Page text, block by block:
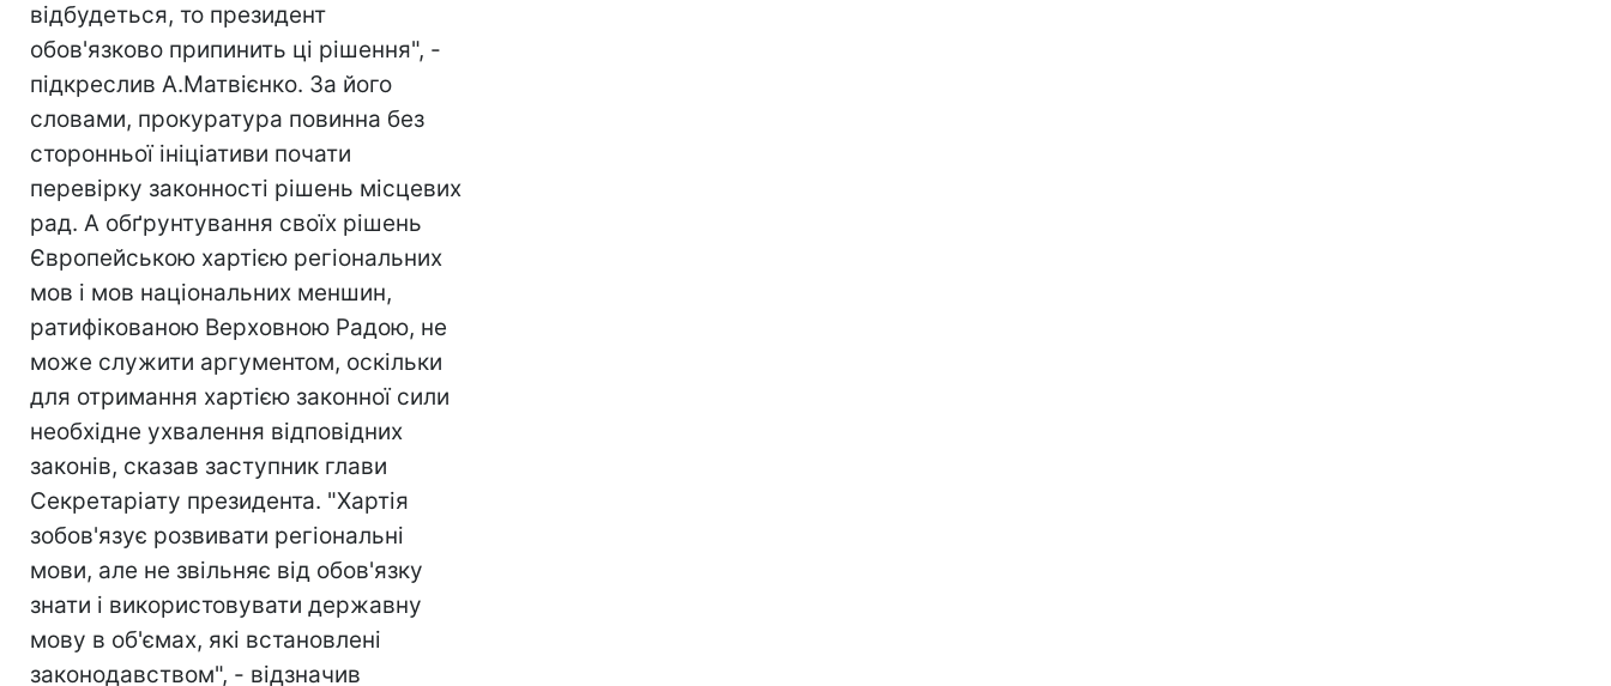
відбудеться, то президент
обов'язково припинить ці рішення", -
підкреслив А.Матвієнко. За його
словами, прокуратура повинна без
сторонньої ініціативи почати
перевірку законності рішень місцевих
рад. А обґрунтування своїх рішень
Європейською хартією регіональних
мов і мов національних меншин,
ратифікованою Верховною Радою, не
може служити аргументом, оскільки
для отримання хартією законної сили
необхідне ухвалення відповідних
законів, сказав заступник глави
Секретаріату президента. "Хартія
зобов'язує розвивати регіональні
мови, але не звільняє від обов'язку
знати і використовувати державну
мову в об'ємах, які встановлені
законодавством", - відзначив